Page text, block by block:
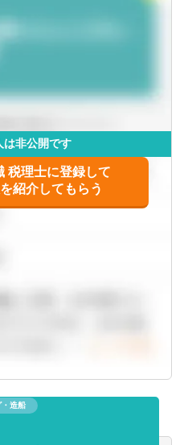
社権利とのせめぎ合いなど、
とができる。他方、会社をと
定に応じ、施策を次々と立
は非公開です
税理士に登録して
紹介してもらう
・造船
佐賀県